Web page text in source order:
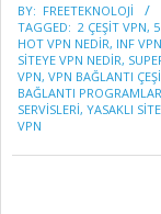
11-
12
BY: FREETEKNOLOJI
TAGGED: 2 ÇEŞIT VPN,
HOT VPN NEDIR, INF
SİTEYE VPN NEDİR,
VPN, VPN BAĞLANTI
BAĞLANTI
SERVISLERI, YASAKLI
VPN